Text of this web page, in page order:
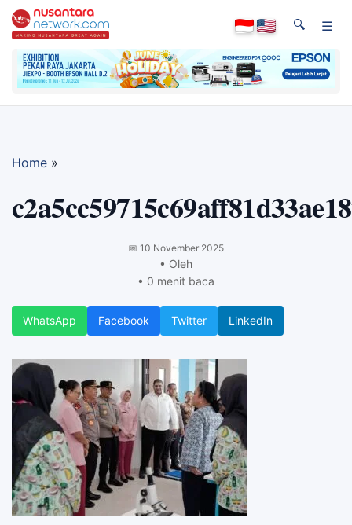
🔍 ☰
Home »
📅 10 November 2025
• Oleh
• 0 menit baca
WhatsApp Facebook Twitter LinkedIn